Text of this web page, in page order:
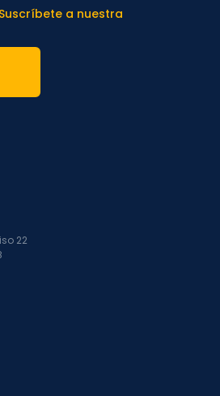
a nuestra
22